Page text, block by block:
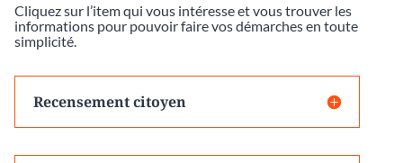
Cliquez sur l’item qui vous intéresse et vous trouver les
informations pour pouvoir faire vos démarches en toute
simplicité.
Recensement citoyen